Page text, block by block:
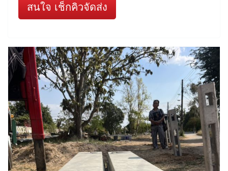
สนใจ เช็กคิวจัดส่ง